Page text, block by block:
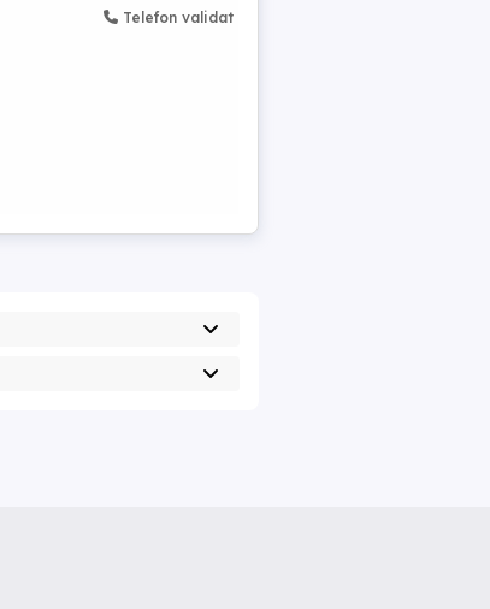
Telefon validat